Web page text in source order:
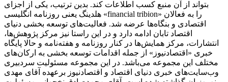
بتواند از آن منبع کسب اطلاعات کند. بدین ترتیب، یکی از اجزای
هلدینگ یعنی روزنامه انگلیسی «financial tribion» را به فعالان
اقتصادی و بنگاه‌ها عرضه شد. فعالیت‌های توسعه بخشی دنیای
اقتصاد تابان ادامه دارد و در این راستا نیز مرکز پژوهش‌ها،
انتشارات، مرکز همایش‌ها در کنار روزنامه و هفته‌نامه و حالا پایگاه
خبری «اقتصادنیوز» از جمله اقدامات توسعه بخشی به ارکان‌های
مختلف این مجموعه می‌باشد. در این مجموعه مسئولیت سردبیری
وب‌سایت‌های خبری دنیای اقتصاد و اقتصادنیوز برعهده آقای مهدی